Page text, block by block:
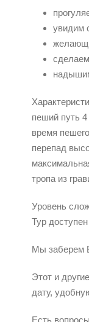
увидим
пеший путь
время
перепад
тропа из
Уровень
Тур
Мы заберем
Этот и
дату,
Есть